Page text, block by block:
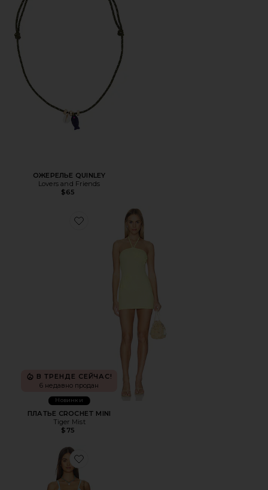
ОЖЕРЕЛЬЕ QUINLEY
Lovers and Friends
$65
Favorite ПЛАТЬЕ CROCHET MINI
В ТРЕНДЕ СЕЙЧАС!
6 недавно продан
Новинки
ПЛАТЬЕ CROCHET MINI
Tiger Mist
$75
Favorite ОБЛЕГАЮЩЕЕ МИНИ ПЛАТЬЕ SEASIDE